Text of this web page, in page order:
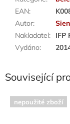
EAN:
Autor:
Nakladatel:
IFP
Vydáno:
Související
nepoužité zboží